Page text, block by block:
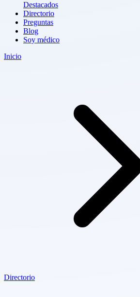
Destacados
Directorio
Preguntas
Blog
Soy médico
Inicio
Directorio